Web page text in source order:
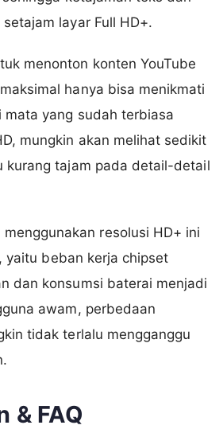
layar Full HD+.
menonton konten YouTube
hanya bisa menikmati
mata yang sudah terbiasa
mungkin akan melihat sedikit
kurang tajam pada detail-detail
resolusi HD+ ini
yaitu beban kerja chipset
dan konsumsi baterai menjadi
awam, perbedaan
tidak terlalu mengganggu
& FAQ